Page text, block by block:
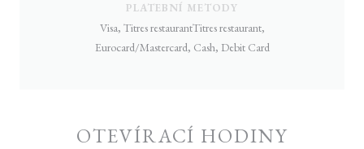
PLATEBNÍ METODY
Visa, Titres restaurantTitres restaurant,
Eurocard/Mastercard, Cash, Debit Card
OTEVÍRACÍ HODINY